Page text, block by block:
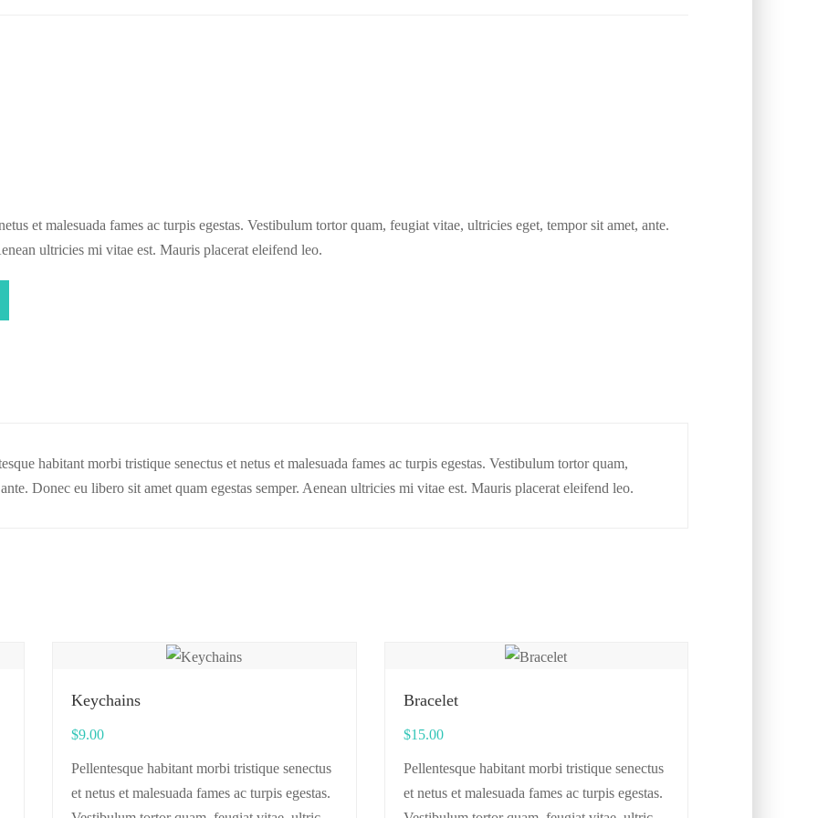
et malesuada fames ac turpis egestas. Vestibulum tortor quam, feugiat vitae, ultricies eget, tempor sit amet, ante.
ultricies mi vitae est. Mauris placerat eleifend leo.
habitant morbi tristique senectus et netus et malesuada fames ac turpis egestas. Vestibulum tortor quam,
Donec eu libero sit amet quam egestas semper. Aenean ultricies mi vitae est. Mauris placerat eleifend leo.
Keychains
$9.00
Pellentesque habitant morbi tristique senectus
et netus et malesuada fames ac turpis egestas.
Bracelet
$15.00
Pellentesque habitant morbi tristique senectus
et netus et malesuada fames ac turpis egestas.